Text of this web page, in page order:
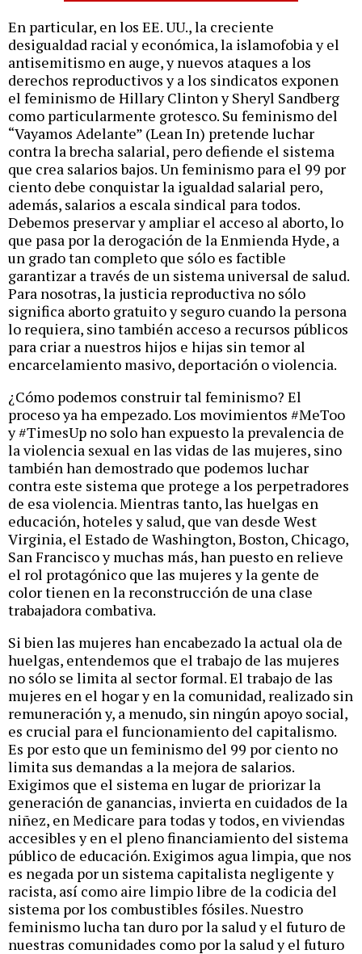
En particular, en los EE. UU., la creciente
desigualdad racial y económica, la islamofobia y el
antisemitismo en auge, y nuevos ataques a los
derechos reproductivos y a los sindicatos exponen
el feminismo de Hillary Clinton y Sheryl Sandberg
como particularmente grotesco. Su feminismo del
“Vayamos Adelante” (Lean In) pretende luchar
contra la brecha salarial, pero defiende el sistema
que crea salarios bajos. Un feminismo para el 99 por
ciento debe conquistar la igualdad salarial pero,
además, salarios a escala sindical para todos.
Debemos preservar y ampliar el acceso al aborto, lo
que pasa por la derogación de la Enmienda Hyde, a
un grado tan completo que sólo es factible
garantizar a través de un sistema universal de salud.
Para nosotras, la justicia reproductiva no sólo
significa aborto gratuito y seguro cuando la persona
lo requiera, sino también acceso a recursos públicos
para criar a nuestros hijos e hijas sin temor al
encarcelamiento masivo, deportación o violencia.
¿Cómo podemos construir tal feminismo? El
proceso ya ha empezado. Los movimientos #MeToo
y #TimesUp no solo han expuesto la prevalencia de
la violencia sexual en las vidas de las mujeres, sino
también han demostrado que podemos luchar
contra este sistema que protege a los perpetradores
de esa violencia. Mientras tanto, las huelgas en
educación, hoteles y salud, que van desde West
Virginia, el Estado de Washington, Boston, Chicago,
San Francisco y muchas más, han puesto en relieve
el rol protagónico que las mujeres y la gente de
color tienen en la reconstrucción de una clase
trabajadora combativa.
Si bien las mujeres han encabezado la actual ola de
huelgas, entendemos que el trabajo de las mujeres
no sólo se limita al sector formal. El trabajo de las
mujeres en el hogar y en la comunidad, realizado sin
remuneración y, a menudo, sin ningún apoyo social,
es crucial para el funcionamiento del capitalismo.
Es por esto que un feminismo del 99 por ciento no
limita sus demandas a la mejora de salarios.
Exigimos que el sistema en lugar de priorizar la
generación de ganancias, invierta en cuidados de la
niñez, en Medicare para todas y todos, en viviendas
accesibles y en el pleno financiamiento del sistema
público de educación. Exigimos agua limpia, que nos
es negada por un sistema capitalista negligente y
racista, así como aire limpio libre de la codicia del
sistema por los combustibles fósiles. Nuestro
feminismo lucha tan duro por la salud y el futuro de
nuestras comunidades como por la salud y el futuro